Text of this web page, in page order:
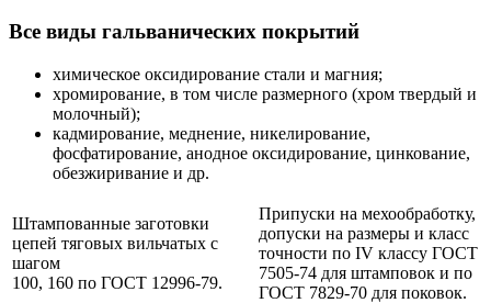
Все виды гальванических покрытий
химическое оксидирование стали и магния;
хромирование, в том числе размерного (хром твердый и
молочный);
кадмирование, меднение, никелирование,
фосфатирование, анодное оксидирование, цинкование,
обезжиривание и др.
Штампованные заготовки
цепей тяговых вильчатых с
шагом
100, 160 по ГОСТ 12996-79.
Припуски на мехообработку,
допуски на размеры и класс
точности по IV классу ГОСТ
7505-74 для штамповок и по
ГОСТ 7829-70 для поковок.